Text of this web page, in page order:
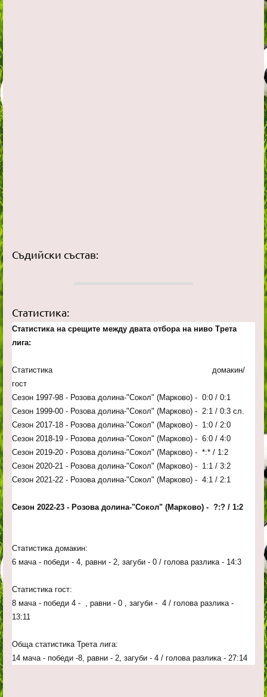
Съдийски състав:
Статистика:
Статистика на срещите между двата отбора на ниво Трета
лига:
Статистика домакин/
гост
Сезон 1997-98 - Розова долина-"Сокол" (Марково) - 0:0 / 0:1
Сезон 1999-00 - Розова долина-"Сокол" (Марково) - 2:1 / 0:3 сл.
Сезон 2017-18 - Розова долина-"Сокол" (Марково) - 1:0 / 2:0
Сезон 2018-19 - Розова долина-"Сокол" (Марково) - 6:0 / 4:0
Сезон 2019-20 - Розова долина-"Сокол" (Марково) - *:* / 1:2
Сезон 2020-21 - Розова долина-"Сокол" (Марково) - 1:1 / 3:2
Сезон 2021-22 - Розова долина-"Сокол" (Марково) - 4:1 / 2:1
Сезон 2022-23 - Розова долина-"Сокол" (Марково) - ?:? / 1:2
Статистика домакин:
6 мача - победи - 4, равни - 2, загуби - 0 / голова разлика - 14:3
Статистика гост:
8 мача - победи 4 - , равни - 0 , загуби - 4 / голова разлика -
13:11
Обща статистика Трета лига:
14 мача - победи -8, равни - 2, загуби - 4 / голова разлика - 27:14